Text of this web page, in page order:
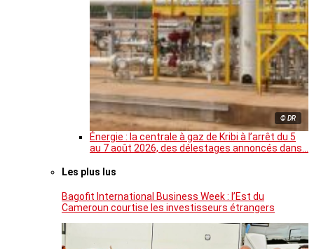
© DR
Énergie : la centrale à gaz de Kribi à l’arrêt du 5
au 7 août 2026, des délestages annoncés dans…
Les plus lus
Bagofit International Business Week : l’Est du
Cameroun courtise les investisseurs étrangers